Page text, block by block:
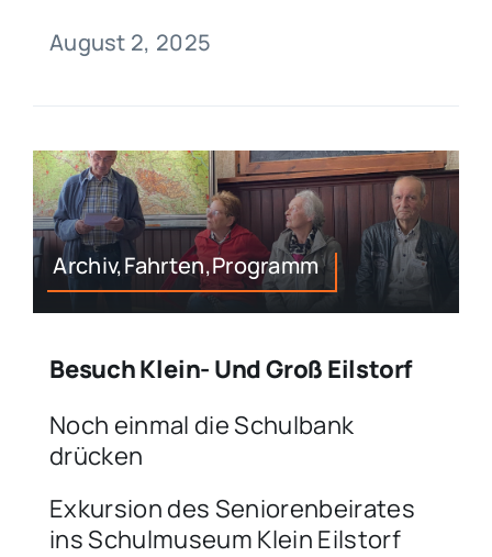
August 2, 2025
Archiv,Fahrten,Programm
Besuch Klein- Und Groß Eilstorf
Noch einmal die Schulbank
drücken
Exkursion des Seniorenbeirates
ins Schulmuseum Klein Eilstorf